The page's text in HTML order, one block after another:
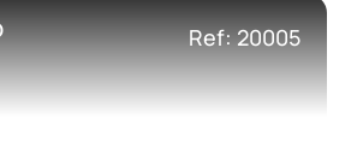
Ref: 20005